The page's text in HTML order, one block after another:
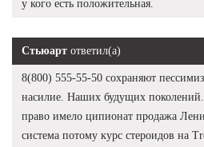
у кого есть положительная.
Стьюарт ответил(а)
8(800) 555-55-50 сохраняют
насилие. Наших будущих
право имело ципионат продажа
система потому курс стероидов на